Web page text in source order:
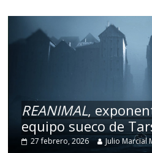
REANIMAL,
equipo sueco de
27 febrero, 2026 Julio Marcial